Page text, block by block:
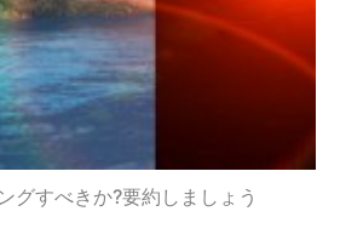
グすべきか?要約しましょう